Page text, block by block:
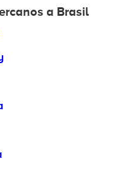
a Brasil